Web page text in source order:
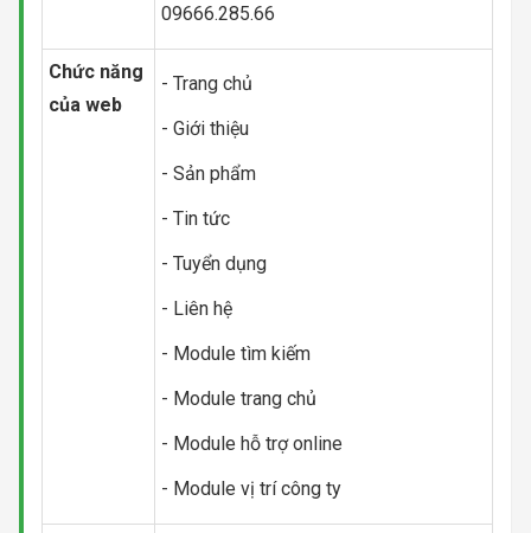
09666.285.66
Chức năng
của web
- Trang chủ
- Giới thiệu
- Sản phẩm
- Tin tức
- Tuyển dụng
- Liên hệ
- Module tìm kiếm
- Module trang chủ
- Module hỗ trợ online
- Module vị trí công ty